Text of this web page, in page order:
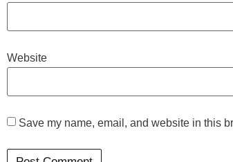
Website
Save my name, email, and website in this